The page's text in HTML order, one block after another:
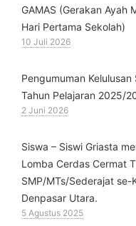
GAMAS (Gerakan Ayah
Hari Pertama Sekolah)
10 Juli 2026
Pengumuman Kelulusan
Tahun Pelajaran 2025/
2 Juni 2026
Siswa – Siswi Griasta
Lomba Cerdas Cermat
SMP/MTs/Sederajat se-
Denpasar Utara.
5 Agustus 2025